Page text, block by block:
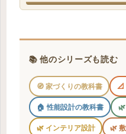
📚 他のシリーズも読む
🧭 家づくりの教科書 📐
🏠 性能設計の教科書
🌿 インテリア設計 🌿